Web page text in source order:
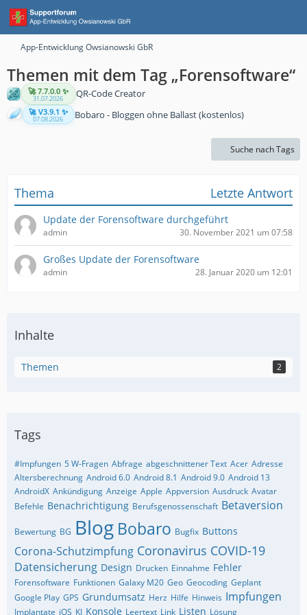
App-Entwicklung Owsianowski GbR
Themen mit dem Tag „Forensoftware“
🚀 7.7.0.0 ✨
31.07.2026 QR-Code Creator
🚀 V3.9.1 ✨
07.08.2026 Bobaro - Bloggen ohne Ballast (kostenlos)
Suche nach Tags
Thema Letzte Antwort
Update der Forensoftware durchgeführt
admin 30. November 2021 um 07:58
Großes Update der Forensoftware
admin 28. Januar 2020 um 12:01
Inhalte
Themen 2
Tags
#Impfungen 5 W-Fragen Abfrage abgeschnittener Text Acer Adresse
Altersberechnung Android 6.0 Android 8.1 Android 9.0 Android 13
AndroidX Ankündigung Anzeige Apple Appversion Ausdruck Avatar
Befehle Benachrichtigung Berufsgenossenschaft Betaversion
Bewertung BG Blog Bobaro Bugfix Buttons
Corona-Schutzimpfung Coronavirus COVID-19
Datensicherung Design Drucken Einnahme Fehler
Forensoftware Funktionen Galaxy M20 Geo Geocoding Geplant
Google Play GPS Grundumsatz Herz Hilfe Hinweis Impfungen
Implantate iOS KI Konsole Leertext Link Listen Lösung